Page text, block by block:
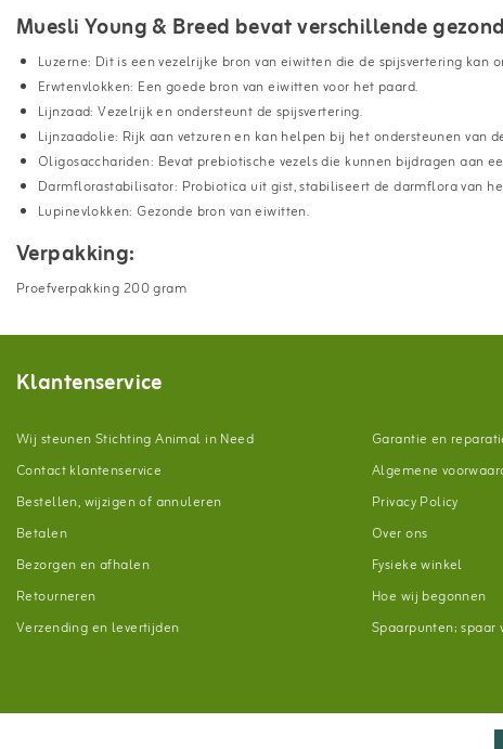
Muesli Young & Breed bevat verschillende
Luzerne: Dit is een vezelrijke bron van eiwitten die de spijsvertering kan
Erwtenvlokken: Een goede bron van eiwitten voor het paard.
Lijnzaad: Vezelrijk en ondersteunt de spijsvertering.
Lijnzaadolie: Rijk aan vetzuren en kan helpen bij het ondersteunen van
Oligosacchariden: Bevat prebiotische vezels die kunnen bijdragen aan
Darmflorastabilisator: Probiotica uit gist, stabiliseert de darmflora van
Lupinevlokken: Gezonde bron van eiwitten.
Verpakking:
Proefverpakking 200 gram
Klantenservice
Wij steunen Stichting Animal in Need
Contact klantenservice
Bestellen, wijzigen of annuleren
Betalen
Bezorgen en afhalen
Retourneren
Verzending en levertijden
Garantie en
Algemene
Privacy Policy
Over ons
Fysieke winkel
Hoe wij begonnen
Spaarpunten; spaar